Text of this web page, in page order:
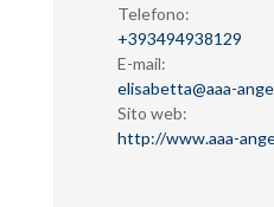
Telefono:
+393494938129
E-mail:
elisabetta@aaa-
Sito web:
http://www.aaa-